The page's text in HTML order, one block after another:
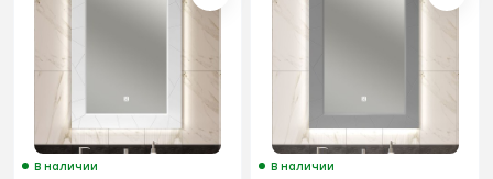
В наличии В наличии